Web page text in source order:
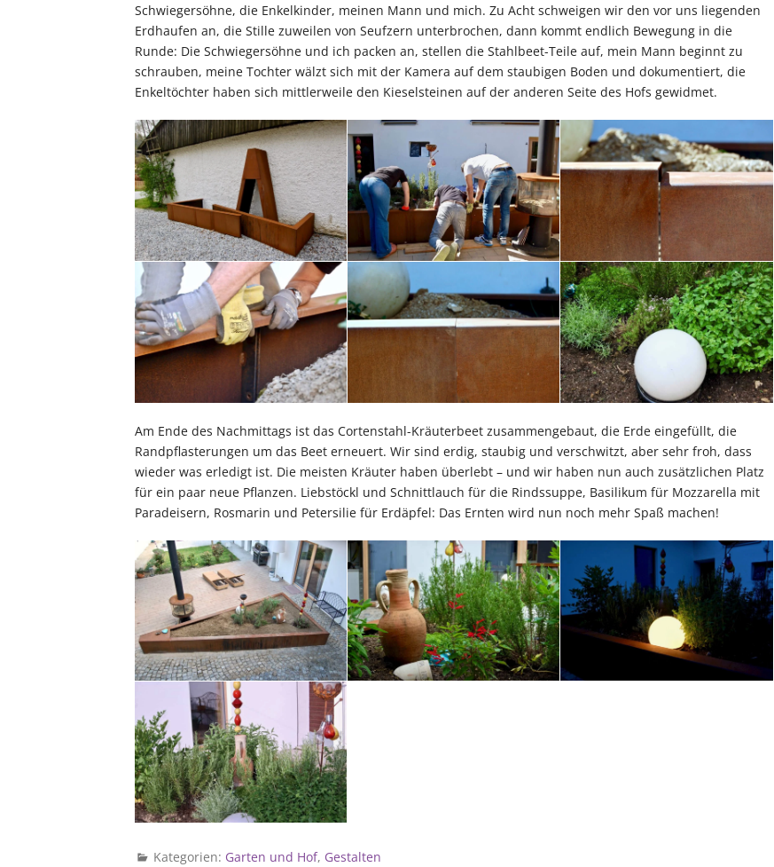
Schwiegersöhne, die Enkelkinder, meinen Mann und mich. Zu Acht schweigen wir den vor uns liegenden
Erdhaufen an, die Stille zuweilen von Seufzern unterbrochen, dann kommt endlich Bewegung in die
Runde: Die Schwiegersöhne und ich packen an, stellen die Stahlbeet-Teile auf, mein Mann beginnt zu
schrauben, meine Tochter wälzt sich mit der Kamera auf dem staubigen Boden und dokumentiert, die
Enkeltöchter haben sich mittlerweile den Kieselsteinen auf der anderen Seite des Hofs gewidmet.
Am Ende des Nachmittags ist das Cortenstahl-Kräuterbeet zusammengebaut, die Erde eingefüllt, die
Randpflasterungen um das Beet erneuert. Wir sind erdig, staubig und verschwitzt, aber sehr froh, dass
wieder was erledigt ist. Die meisten Kräuter haben überlebt – und wir haben nun auch zusätzlichen Platz
für ein paar neue Pflanzen. Liebstöckl und Schnittlauch für die Rindssuppe, Basilikum für Mozzarella mit
Paradeisern, Rosmarin und Petersilie für Erdäpfel: Das Ernten wird nun noch mehr Spaß machen!
Kategorien: Garten und Hof, Gestalten